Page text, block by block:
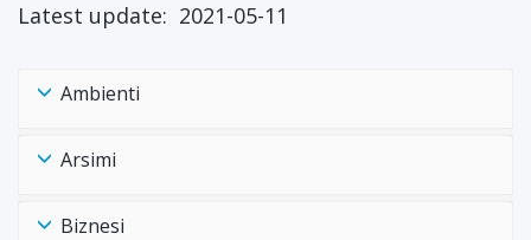
Latest update: 2021-05-11
Ambienti
Arsimi
Biznesi